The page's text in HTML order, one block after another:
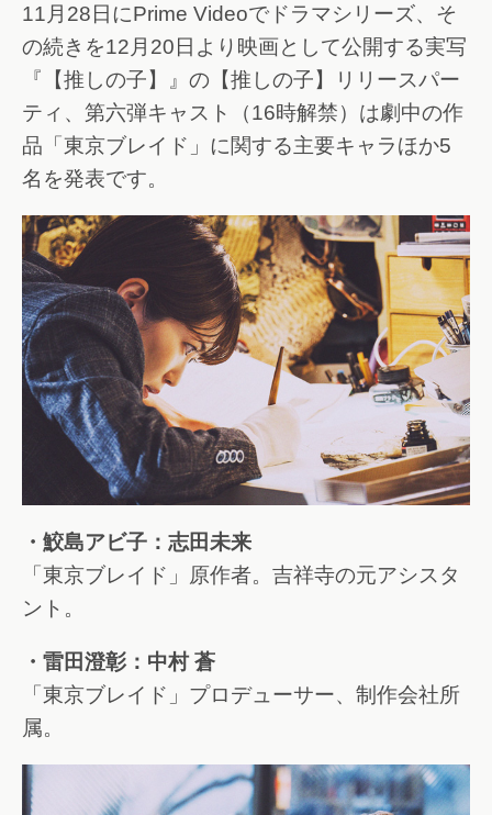
11月28日にPrime Videoでドラマシリーズ、そ
の続きを12月20日より映画として公開する実写
『【推しの子】』の【推しの子】リリースパー
ティ、第六弾キャスト（16時解禁）は劇中の作
品「東京ブレイド」に関する主要キャラほか5
名を発表です。
・鮫島アビ子：志田未来
「東京ブレイド」原作者。吉祥寺の元アシスタ
ント。
・雷田澄彰：中村 蒼
「東京ブレイド」プロデューサー、制作会社所
属。